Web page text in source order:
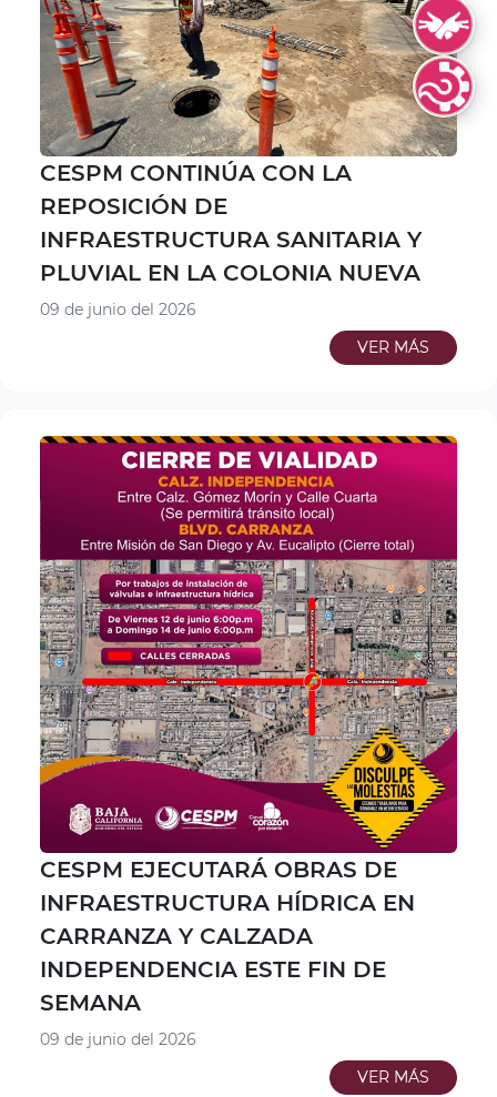
CESPM CONTINÚA CON LA
REPOSICIÓN DE
INFRAESTRUCTURA SANITARIA Y
PLUVIAL EN LA COLONIA NUEVA
09 de junio del 2026
VER MÁS
CESPM EJECUTARÁ OBRAS DE
INFRAESTRUCTURA HÍDRICA EN
CARRANZA Y CALZADA
INDEPENDENCIA ESTE FIN DE
SEMANA
09 de junio del 2026
VER MÁS
Lengua de
Lenguas